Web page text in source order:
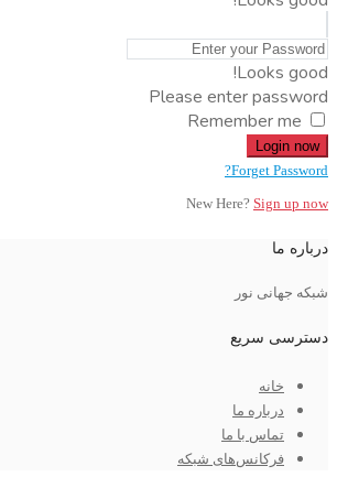
Looks good!
Please enter password
Remember me
Login now
Forget Password?
New Here? Sign up now
درباره ما
شبکه جهانی نور
دسترسی سریع
خانه
درباره ما
تماس با ما
فرکانس‌های شبکه